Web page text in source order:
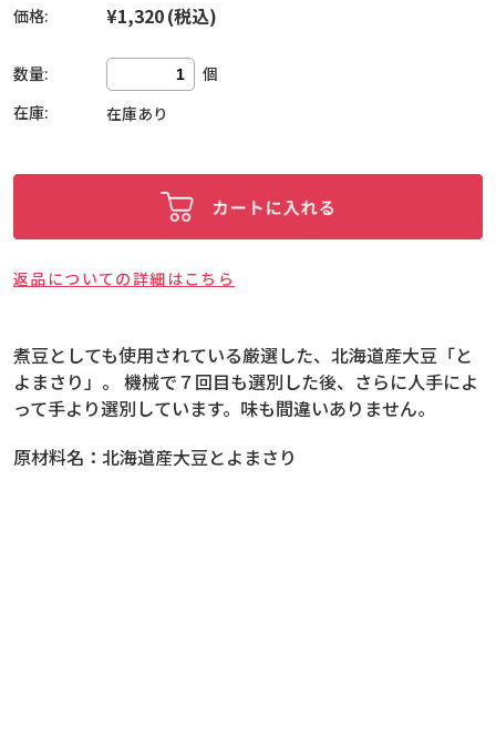
価格: ¥1,320(税込)
数量:
個
在庫:
在庫あり
返品についての詳細はこちら
煮豆としても使用されている厳選した、北海道産大豆「と
よまさり」。 機械で７回目も選別した後、さらに人手によ
って手より選別しています。味も間違いありません。
原材料名： 北海道産大豆とよまさり